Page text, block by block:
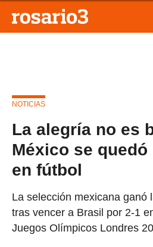
NOTICIAS
La alegría no es
México se
en fútbol
La selección mexicana ganó
tras vencer a Brasil por 2-1
Juegos Olímpicos Londres